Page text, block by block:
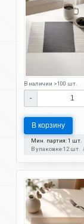
В наличии >100 шт.
-
В корзину
Мин. партия: 1 шт.
В упаковке:12 шт.